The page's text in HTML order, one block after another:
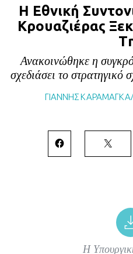
Η Εθνική
Κρουαζιέρας
Ανακοινώθηκε η
σχεδιάσει το στρατηγικό
ΓΙΑΝΝΗΣ
H